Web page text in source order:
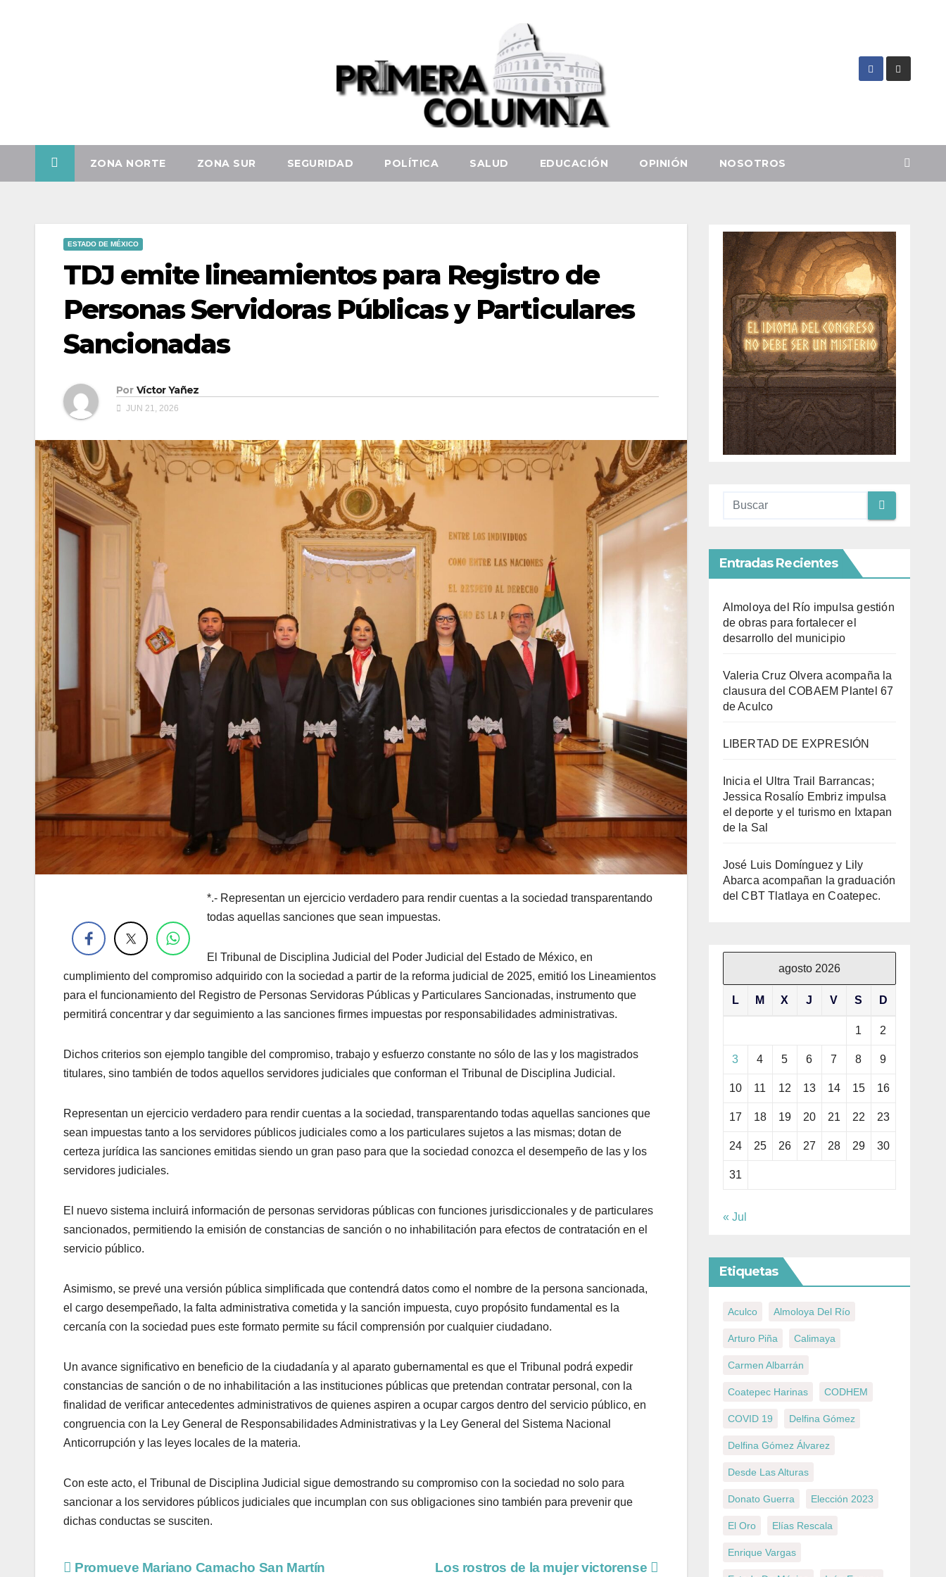
ZONA NORTE ZONA SUR SEGURIDAD POLÍTICA SALUD EDUCACIÓN OPINIÓN NOSOTROS
ESTADO DE MÉXICO
TDJ emite lineamientos para Registro de
Personas Servidoras Públicas y Particulares
Sancionadas
Por Víctor Yañez
JUN 21, 2026
*.- Representan un ejercicio verdadero para rendir cuentas a la sociedad transparentando
todas aquellas sanciones que sean impuestas.
El Tribunal de Disciplina Judicial del Poder Judicial del Estado de México, en
cumplimiento del compromiso adquirido con la sociedad a partir de la reforma judicial de 2025, emitió los Lineamientos
para el funcionamiento del Registro de Personas Servidoras Públicas y Particulares Sancionadas, instrumento que
permitirá concentrar y dar seguimiento a las sanciones firmes impuestas por responsabilidades administrativas.
Dichos criterios son ejemplo tangible del compromiso, trabajo y esfuerzo constante no sólo de las y los magistrados
titulares, sino también de todos aquellos servidores judiciales que conforman el Tribunal de Disciplina Judicial.
Representan un ejercicio verdadero para rendir cuentas a la sociedad, transparentando todas aquellas sanciones que
sean impuestas tanto a los servidores públicos judiciales como a los particulares sujetos a las mismas; dotan de
certeza jurídica las sanciones emitidas siendo un gran paso para que la sociedad conozca el desempeño de las y los
servidores judiciales.
El nuevo sistema incluirá información de personas servidoras públicas con funciones jurisdiccionales y de particulares
sancionados, permitiendo la emisión de constancias de sanción o no inhabilitación para efectos de contratación en el
servicio público.
Asimismo, se prevé una versión pública simplificada que contendrá datos como el nombre de la persona sancionada,
el cargo desempeñado, la falta administrativa cometida y la sanción impuesta, cuyo propósito fundamental es la
cercanía con la sociedad pues este formato permite su fácil comprensión por cualquier ciudadano.
Un avance significativo en beneficio de la ciudadanía y al aparato gubernamental es que el Tribunal podrá expedir
constancias de sanción o de no inhabilitación a las instituciones públicas que pretendan contratar personal, con la
finalidad de verificar antecedentes administrativos de quienes aspiren a ocupar cargos dentro del servicio público, en
congruencia con la Ley General de Responsabilidades Administrativas y la Ley General del Sistema Nacional
Anticorrupción y las leyes locales de la materia.
Con este acto, el Tribunal de Disciplina Judicial sigue demostrando su compromiso con la sociedad no solo para
sancionar a los servidores públicos judiciales que incumplan con sus obligaciones sino también para prevenir que
dichas conductas se susciten.
Los rostros de la mujer victorense
Promueve Mariano Camacho San Martín
Entradas Recientes
Almoloya del Río impulsa gestión
de obras para fortalecer el
desarrollo del municipio
Valeria Cruz Olvera acompaña la
clausura del COBAEM Plantel 67
de Aculco
LIBERTAD DE EXPRESIÓN
Inicia el Ultra Trail Barrancas;
Jessica Rosalío Embriz impulsa
el deporte y el turismo en Ixtapan
de la Sal
José Luis Domínguez y Lily
Abarca acompañan la graduación
del CBT Tlatlaya en Coatepec.
agosto 2026
L M X J V S D
1 2
3 4 5 6 7 8 9
10 11 12 13 14 15 16
17 18 19 20 21 22 23
24 25 26 27 28 29 30
31
« Jul
Etiquetas
Aculco Almoloya Del Río
Arturo Piña Calimaya
Carmen Albarrán
Coatepec Harinas CODHEM
COVID 19 Delfina Gómez
Delfina Gómez Álvarez
Desde Las Alturas
Donato Guerra Elección 2023
El Oro Elías Rescala
Enrique Vargas